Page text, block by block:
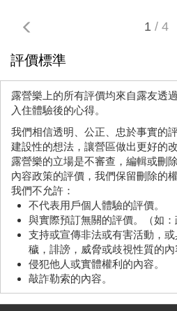
1 / 4
評價標準
露營樂上的所有評價均來自露友透
入住體驗後的心得。
我們相信透明、公正、忠於事實的
建設性的想法，讓營區做出更好的改
露營樂的立場是不審查，編輯或刪
內容政策的評價，我們保留刪除的權
我們不允許：
不代表用戶個人體驗的評價。
與實際預訂無關的評價。（如：
支持或宣傳非法或有害活動，
穢，誹謗，威脅或歧視性質的內
侵犯他人或實體權利的內容。
敲詐勒索的內容。